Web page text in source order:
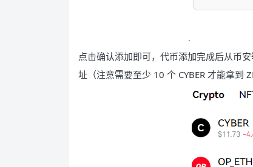
点击确认添加即可，代币添加完成后从币
址（注意需要至少 10 个 CYBER 才能拿到